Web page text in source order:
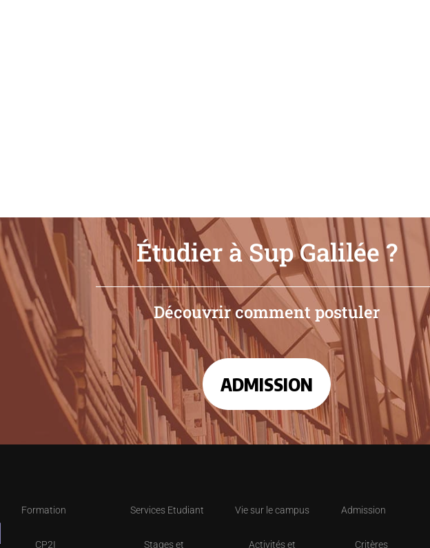
Étudier à Sup Galilée ?
Découvrir comment postuler
ADMISSION
Formation
CP2I
Services Etudiant
Stages et
Vie sur le campus
Activités et
Admission
Critères